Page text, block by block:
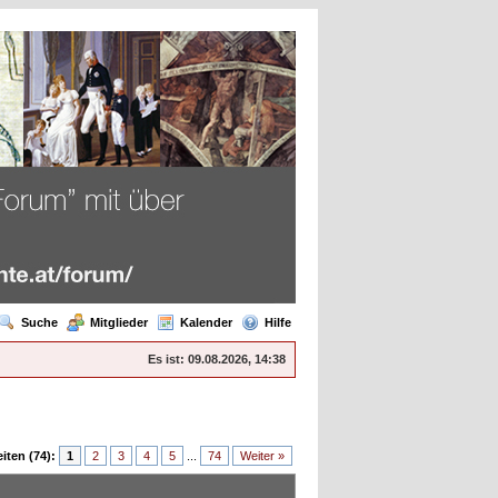
Suche Mitglieder Kalender Hilfe
Es ist: 09.08.2026, 14:38
(74): 1 2 3 4 5 74 Weiter »